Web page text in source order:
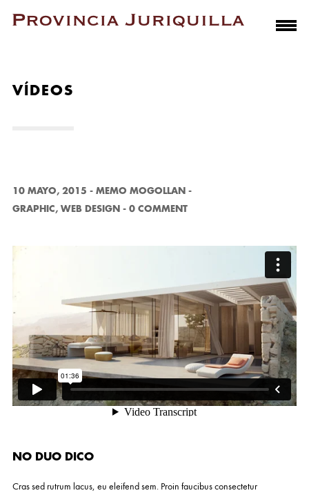
VÍDEOS
10 MAYO, 2015 - MEMO MOGOLLAN -
GRAPHIC, WEB DESIGN - 0 COMMENT
NO DUO DICO
Cras sed rutrum lacus, eu eleifend sem. Proin faucibus consectetur